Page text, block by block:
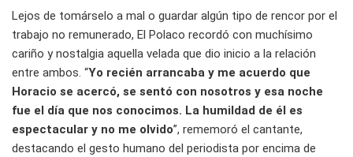
Lejos de tomárselo a mal o guardar algún tipo de rencor por el
trabajo no remunerado, El Polaco recordó con muchísimo
cariño y nostalgia aquella velada que dio inicio a la relación
entre ambos. “Yo recién arrancaba y me acuerdo que
Horacio se acercó, se sentó con nosotros y esa noche
fue el día que nos conocimos. La humildad de él es
espectacular y no me olvido”, rememoró el cantante,
destacando el gesto humano del periodista por encima de